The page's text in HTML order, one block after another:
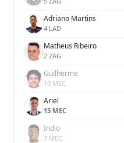
Adriano Martins
4 LAD
Matheus Ribeiro
2 ZAG
Guilherme
10 MEC
Ariel
15 MEC
Indio
7 MEC